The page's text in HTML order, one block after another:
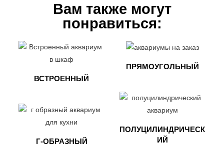
Вам также могут
понравиться:
ВСТРОЕННЫЙ
Г-ОБРАЗНЫЙ
ПРЯМОУГОЛЬНЫЙ
ПОЛУЦИЛИНДРИЧЕСК
ИЙ